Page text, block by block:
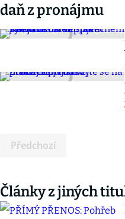
daň z pronájmu
Předchozí
Články z jiných